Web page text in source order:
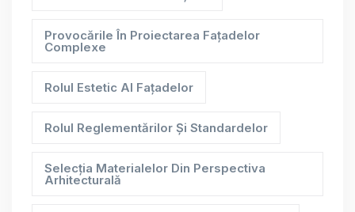
Provocările În Proiectarea Fațadelor
Complexe
Rolul Estetic Al Fațadelor
Rolul Reglementărilor Și Standardelor
Selecția Materialelor Din Perspectiva
Arhitecturală